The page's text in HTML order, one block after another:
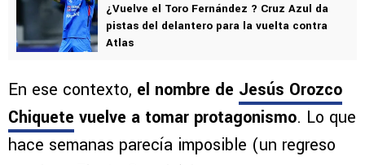
¿Vuelve el Toro Fernández ? Cruz Azul da
pistas del delantero para la vuelta contra
Atlas
En ese contexto, el nombre de Jesús Orozco
Chiquete vuelve a tomar protagonismo. Lo que
hace semanas parecía imposible (un regreso